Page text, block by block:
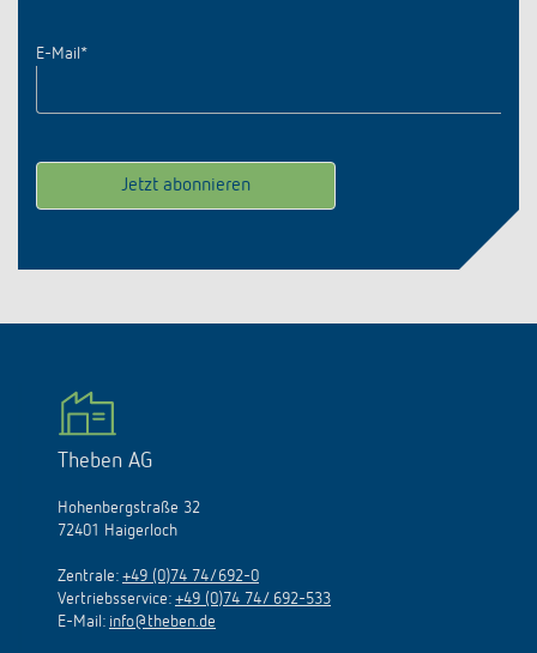
E-Mail *
Theben AG
Hohenbergstraße 32
72401 Haigerloch
Zentrale: +49 (0)74 74/692-0
Vertriebsservice: +49 (0)74 74/ 692-533
E-Mail: info@theben.de